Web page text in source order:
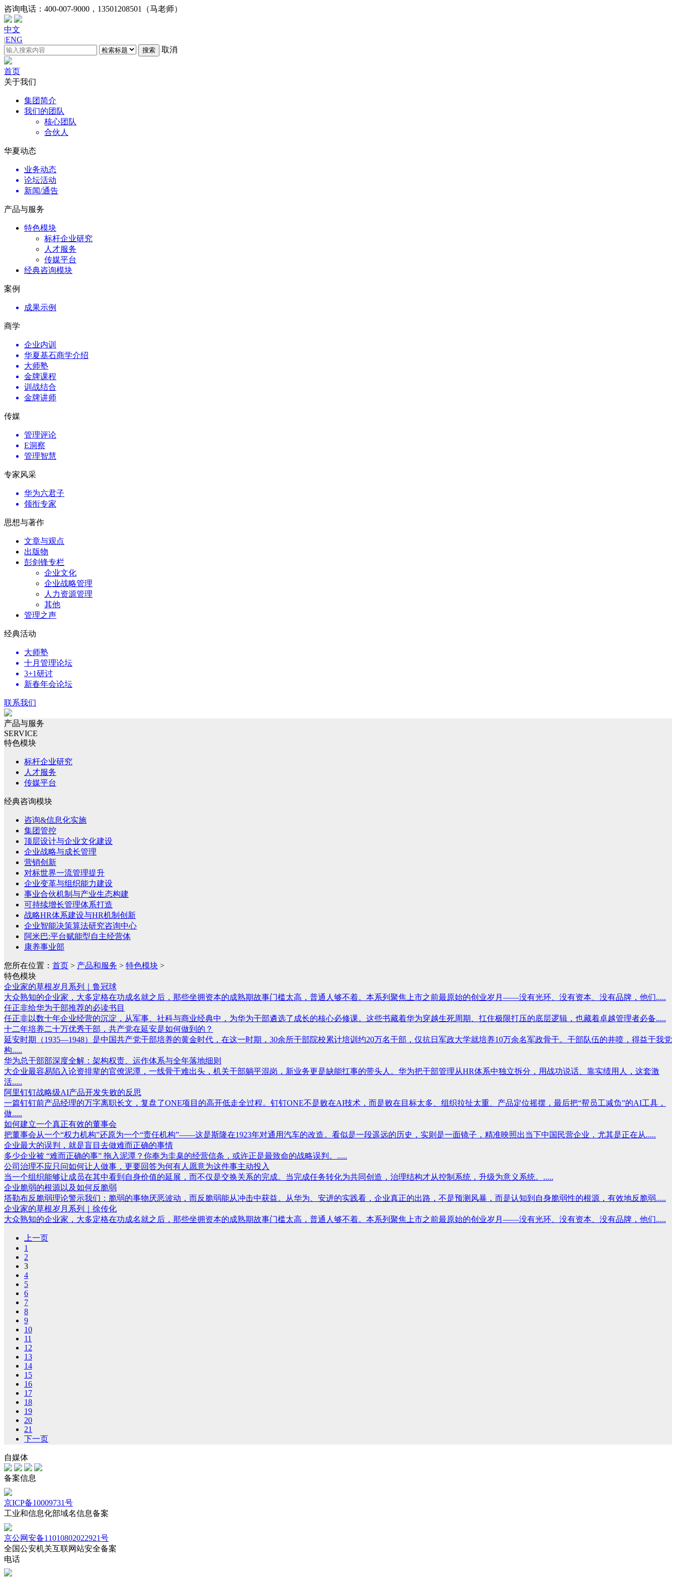
咨询电话： 400-007-9000，13501208501（马老师）
中文
|ENG
搜索 取消
首页
关于我们
集团简介
我们的团队
核心团队
合伙人
华夏动态
业务动态
论坛活动
新闻/通告
产品与服务
特色模块
标杆企业研究
人才服务
传媒平台
经典咨询模块
案例
成果示例
商学
企业内训
华夏基石商学介绍
大师塾
金牌课程
训战结合
金牌讲师
传媒
管理评论
E洞察
管理智慧
专家风采
华为六君子
领衔专家
思想与著作
文章与观点
出版物
彭剑锋专栏
企业文化
企业战略管理
人力资源管理
其他
管理之声
经典活动
大师塾
十月管理论坛
3+1研讨
新春年会论坛
联系我们
产品与服务
SERVICE
特色模块
标杆企业研究
人才服务
传媒平台
经典咨询模块
咨询&信息化实施
集团管控
顶层设计与企业文化建设
企业战略与成长管理
营销创新
对标世界一流管理提升
企业变革与组织能力建设
事业合伙机制与产业生态构建
可持续增长管理体系打造
战略HR体系建设与HR机制创新
企业智能决策算法研究咨询中心
阿米巴:平台赋能型自主经营体
康养事业部
您所在位置： 首页 > 产品和服务 > 特色模块 >
特色模块
企业家的草根岁月系列｜鲁冠球
大众熟知的企业家，大多定格在功成名就之后，那些坐拥资本的成熟期故事门槛太高，普通人够不着。本系列聚焦上市之前最原始的创业岁月——没有光环、没有资本、没有品牌，他们.....
任正非给华为干部推荐的必读书目
任正非以数十年企业经营的沉淀，从军事、社科与商业经典中，为华为干部遴选了成长的核心必修课。这些书藏着华为穿越生死周期、扛住极限打压的底层逻辑，也藏着卓越管理者必备.....
十二年培养二十万优秀干部，共产党在延安是如何做到的？
延安时期（1935—1948）是中国共产党干部培养的黄金时代，在这一时期，30余所干部院校累计培训约20万名干部，仅抗日军政大学就培养10万余名军政骨干。干部队伍的井喷，得益于我党
构.....
华为总干部部深度全解：架构权责、运作体系与全年落地细则
大企业最容易陷入论资排辈的官僚泥潭，一线骨干难出头，机关干部躺平混岗，新业务更是缺能扛事的带头人。华为把干部管理从HR体系中独立拆分，用战功说话、靠实绩用人，这套激
活.....
阿里钉钉战略级AI产品开发失败的反思
一篇钉钉前产品经理的万字离职长文，复盘了ONE项目的高开低走全过程。钉钉ONE不是败在AI技术，而是败在目标太多、组织拉扯太重、产品定位摇摆，最后把“帮员工减负”的AI工具，
做.....
如何建立一个真正有效的董事会
把董事会从一个“权力机构”还原为一个“责任机构”——这是斯隆在1923年对通用汽车的改造。看似是一段遥远的历史，实则是一面镜子，精准映照出当下中国民营企业，尤其是正在从.....
企业最大的误判，就是盲目去做难而正确的事情
多少企业被 “难而正确的事” 拖入泥潭？你奉为圭臬的经营信条，或许正是最致命的战略误判。.....
公司治理不应只问如何让人做事，更要回答为何有人愿意为这件事主动投入
当一个组织能够让成员在其中看到自身价值的延展，而不仅是交换关系的完成。当完成任务转化为共同创造，治理结构才从控制系统，升级为意义系统。.....
企业脆弱的根源以及如何反脆弱
塔勒布反脆弱理论警示我们：脆弱的事物厌恶波动，而反脆弱能从冲击中获益。从华为、安进的实践看，企业真正的出路，不是预测风暴，而是认知到自身脆弱性的根源，有效地反脆弱.....
企业家的草根岁月系列｜徐传化
大众熟知的企业家，大多定格在功成名就之后，那些坐拥资本的成熟期故事门槛太高，普通人够不着。本系列聚焦上市之前最原始的创业岁月——没有光环、没有资本、没有品牌，他们.....
上一页
1
2
3
4
5
6
7
8
9
10
11
12
13
14
15
16
17
18
19
20
21
下一页
自媒体
备案信息
京ICP备10009731号
工业和信息化部域名信息备案
京公网安备11010802022921号
全国公安机关互联网站安全备案
电话